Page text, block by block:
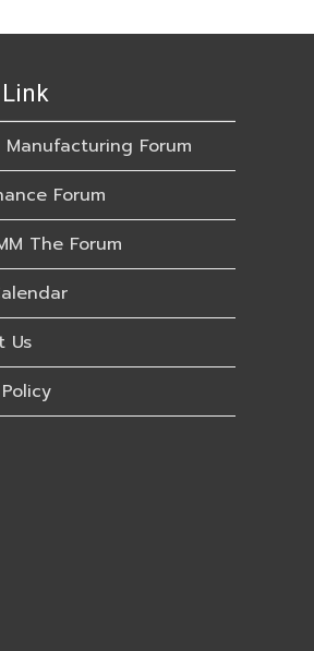
Manufacturing Forum
Forum
The Forum
Us